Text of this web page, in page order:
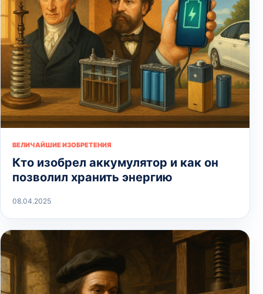
ВЕЛИЧАЙШИЕ ИЗОБРЕТЕНИЯ
Кто изобрел аккумулятор и как он
позволил хранить энергию
08.04.2025